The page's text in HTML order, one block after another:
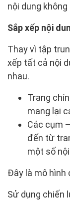
nội dung
Sắp xếp nội
Thay vì tập
xếp tất cả nội
nhau.
Trang
mang lại
Các cụm
đến từ
một số
Đây là mô
Sử dụng chiến